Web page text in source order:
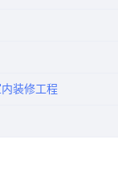
装修工程